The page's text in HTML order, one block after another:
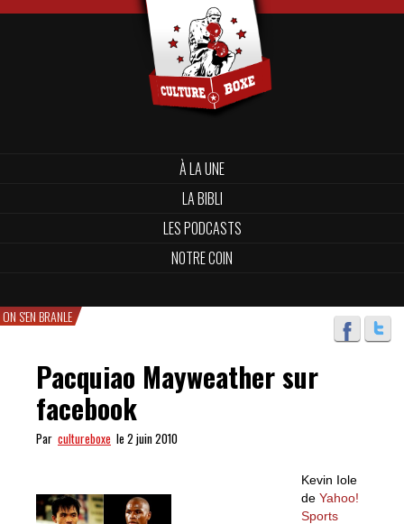
À LA UNE
LA BIBLI
LES PODCASTS
NOTRE COIN
ON S'EN BRANLE
Pacquiao Mayweather sur
facebook
Par cultureboxe le 2 juin 2010
Kevin Iole
de Yahoo!
Sports